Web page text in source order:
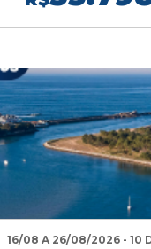
16/08 A 26/08/2026 - 10